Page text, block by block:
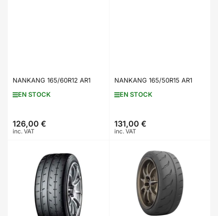
NANKANG 165/60R12 AR1
EN STOCK
Prix
126,00 €
inc. VAT
NANKANG 165/50R15 AR1
EN STOCK
Prix
131,00 €
inc. VAT